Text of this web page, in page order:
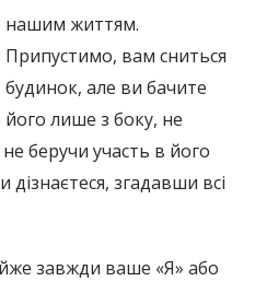
нашим життям.
Припустимо, вам сниться
будинок, але ви бачите
його лише з боку, не
беручи участь в його
згадавши всі
завжди ваше «Я» або